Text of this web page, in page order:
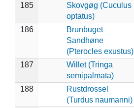
185
Skovgøg (Cuculus
optatus)
186
Brunbuget
Sandhøne
(Pterocles exustus)
187
Willet (Tringa
semipalmata)
188
Rustdrossel
(Turdus naumanni)